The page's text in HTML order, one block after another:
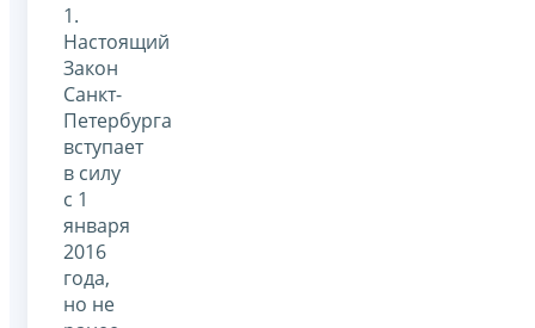
1.
Настоящий
Закон
Санкт-
Петербурга
вступает
в силу
с 1
января
2016
года,
но не